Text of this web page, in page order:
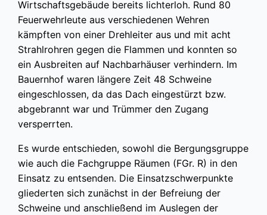
Wirtschaftsgebäude bereits lichterloh. Rund 80
Feuerwehrleute aus verschiedenen Wehren
kämpften von einer Drehleiter aus und mit acht
Strahlrohren gegen die Flammen und konnten so
ein Ausbreiten auf Nachbarhäuser verhindern. Im
Bauernhof waren längere Zeit 48 Schweine
eingeschlossen, da das Dach eingestürzt bzw.
abgebrannt war und Trümmer den Zugang
versperrten.
Es wurde entschieden, sowohl die Bergungsgruppe
wie auch die Fachgruppe Räumen (FGr. R) in den
Einsatz zu entsenden. Die Einsatzschwerpunkte
gliederten sich zunächst in der Befreiung der
Schweine und anschließend im Auslegen der